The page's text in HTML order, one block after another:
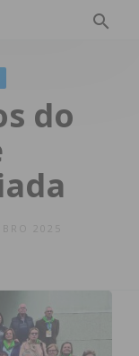
do
2025